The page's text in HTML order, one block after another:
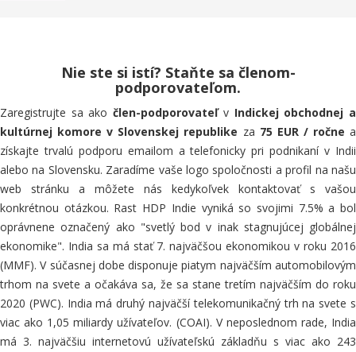
Nie ste si istí? Staňte sa členom-
podporovateľom.
Zaregistrujte sa akočlen-podporovateľv Indickej obchodnej a
kultúrnej komore v Slovenskej republike za 75 EUR / ročne a
získajte trvalú podporu emailom a telefonicky pri podnikaní v Indii
alebo na Slovensku. Zaradíme vaše logo spoločnosti a profil na našu
web stránku a môžete nás kedykoľvek kontaktovať s vašou
konkrétnou otázkou. Rast HDP Indie vyniká so svojimi 7.5% a bol
oprávnene označený ako "svetlý bod v inak stagnujúcej globálnej
ekonomike". India sa má stať 7. najväčšou ekonomikou v roku 2016
(MMF). V súčasnej dobe disponuje piatym najväčším automobilovým
trhom na svete a očakáva sa, že sa stane tretím najväčším do roku
2020 (PWC). India má druhý najväčší telekomunikačný trh na svete s
viac ako 1,05 miliardy užívateľov. (COAI). V neposlednom rade, India
má 3. najväčšiu internetovú užívateľskú základňu s viac ako 243